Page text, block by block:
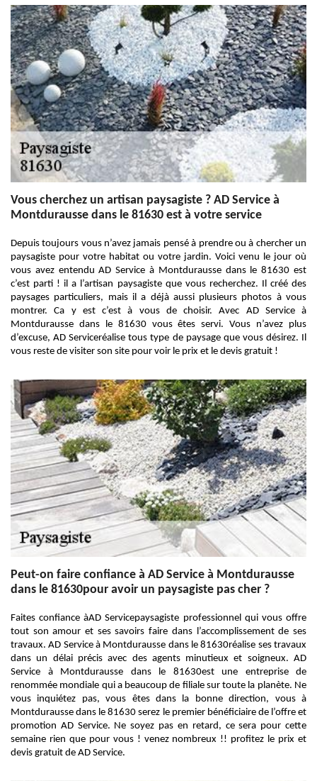
Vous cherchez un artisan paysagiste ? AD Service à
Montdurausse dans le 81630 est à votre service
Depuis toujours vous n’avez jamais pensé à prendre ou à chercher un
paysagiste pour votre habitat ou votre jardin. Voici venu le jour où
vous avez entendu AD Service à Montdurausse dans le 81630 est
c’est parti ! il a l’artisan paysagiste que vous recherchez. Il créé des
paysages particuliers, mais il a déjà aussi plusieurs photos à vous
montrer. Ca y est c’est à vous de choisir. Avec AD Service à
Montdurausse dans le 81630 vous êtes servi. Vous n’avez plus
d’excuse, AD Serviceréalise tous type de paysage que vous désirez. Il
vous reste de visiter son site pour voir le prix et le devis gratuit !
Peut-on faire confiance à AD Service à Montdurausse
dans le 81630pour avoir un paysagiste pas cher ?
Faites confiance àAD Servicepaysagiste professionnel qui vous offre
tout son amour et ses savoirs faire dans l’accomplissement de ses
travaux. AD Service à Montdurausse dans le 81630réalise ses travaux
dans un délai précis avec des agents minutieux et soigneux. AD
Service à Montdurausse dans le 81630est une entreprise de
renommée mondiale qui a beaucoup de filiale sur toute la planète. Ne
vous inquiétez pas, vous êtes dans la bonne direction, vous à
Montdurausse dans le 81630 serez le premier bénéficiaire de l’offre et
promotion AD Service. Ne soyez pas en retard, ce sera pour cette
semaine rien que pour vous ! venez nombreux !! profitez le prix et
devis gratuit de AD Service.